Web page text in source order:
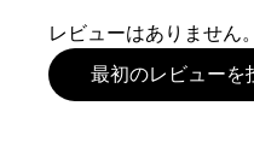
レビューはありません。
最初のレビューを